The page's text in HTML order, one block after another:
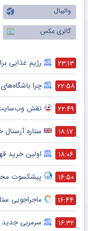
والیبال
گالری عکس
۲۳:۱۳ رژیم غذایی
۲۲:۵۸ چرا
۲۲:۴۹ نقش وب‌سایت
۱۸:۱۷ ستاره
۱۸:۰۶ اولین خرید
۱۶:۵۰ پیشکسوت محبوب
۱۶:۴۴ ماجراجویی
۱۶:۳۲ سرمربی